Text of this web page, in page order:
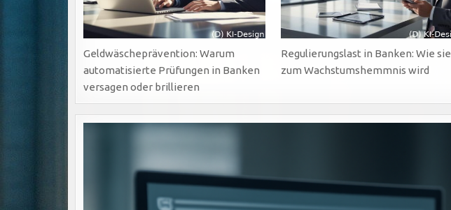
Geldwäscheprävention: Warum
automatisierte Prüfungen in Banken
versagen oder brillieren
Regulierungslast in Banken: Wie sie
zum Wachstumshemmnis wird